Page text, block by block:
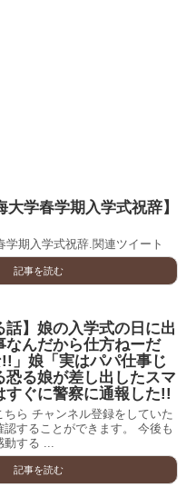
大学春学期入学式祝辞】
学期入学式祝辞.関連ツイート
記事を読む
話】娘の入学式の日に出
なんだから仕方ねーだ
」娘「実はパパ仕事じ
恐る娘が差し出したスマ
すぐに警察に通報した!!
ら チャンネル登録をしていた
認することができます。 今後も
する ...
記事を読む